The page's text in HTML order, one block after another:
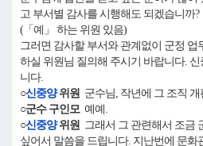
고 부서별 감사를 시행해도 되겠습니까?
(「예」 하는 위원 있음)
그러면 감사할 부서와 관계없이 군정 업
하실 위원님 질의해 주시기 바랍니다.
니다.
○신중양위원 군수님, 작년에 그 조직
○군수 구인모예예.
○신중양위원 그래서 그 관련해서 조금
싶어서 말씀을 드립니다. 지난번에 문